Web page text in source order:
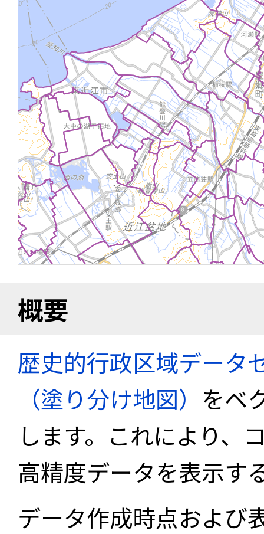
概要
歴史的行政区域データ
（塗り分け地図） をベ
します。これにより、
高精度データを表示す
データ作成時点および